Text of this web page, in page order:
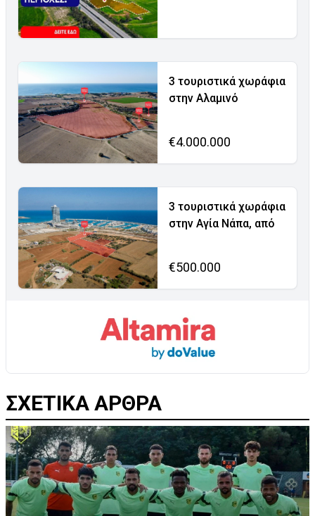
3 τουριστικά χωράφια
στην Αλαμινό
€4.000.000
3 τουριστικά χωράφια
στην Αγία Νάπα, από
€500.000
ΣΧΕΤΙΚΑ ΑΡΘΡΑ